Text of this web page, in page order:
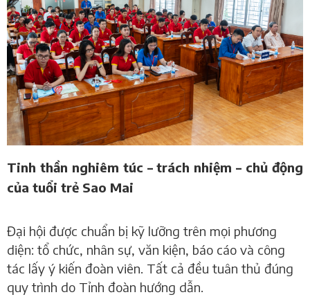
Tinh thần nghiêm túc – trách nhiệm – chủ động
của tuổi trẻ Sao Mai
Đại hội được chuẩn bị kỹ lưỡng trên mọi phương
diện: tổ chức, nhân sự, văn kiện, báo cáo và công
tác lấy ý kiến đoàn viên. Tất cả đều tuân thủ đúng
quy trình do Tỉnh đoàn hướng dẫn.